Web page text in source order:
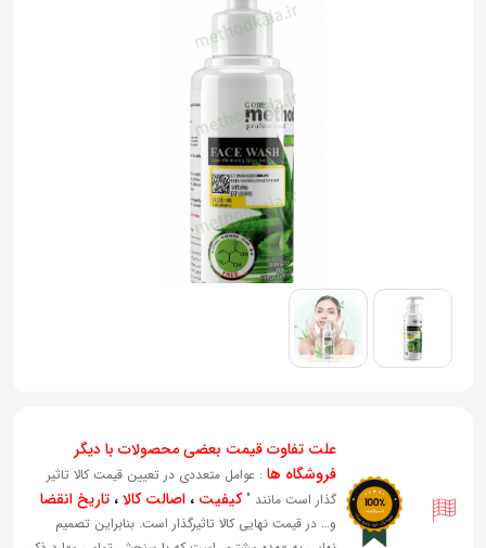
علت تفاوت قیمت بعضی محصولات با دیگر
فروشگاه ها : عوامل متعددی در تعیین قیمت کالا تاثیر
گذار است مانند "کیفیت ، اصالت کالا، تاریخ انقضا
و… در قیمت نهایی کالا تاثیرگذار است. بنابراین تصمیم